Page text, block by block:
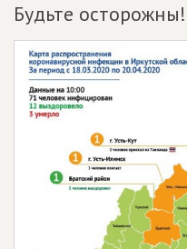
Будьте